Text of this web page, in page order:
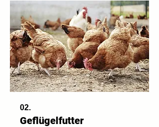
dass jedes Detail Ihren
Erwartungen entspricht.
02.
Geflügelfutter